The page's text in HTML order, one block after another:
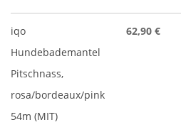
iqo
Hundebademantel
Pitschnass,
rosa/bordeaux/pink
54m (MIT)
62,90 €